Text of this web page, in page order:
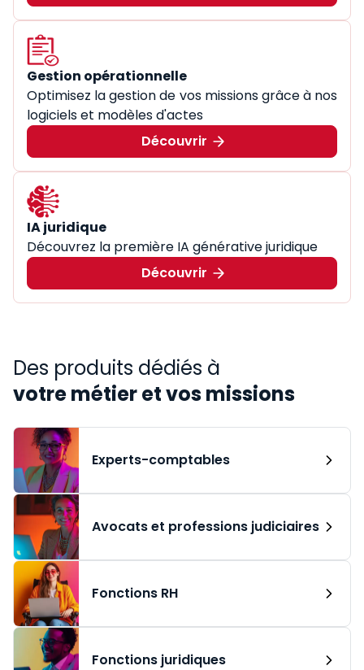
Gestion opérationnelle
Optimisez la gestion de vos missions grâce à nos
logiciels et modèles d'actes
Découvrir
IA juridique
Découvrez la première IA générative juridique
Découvrir
Des produits dédiés à
votre métier et vos missions
Experts-comptables
Avocats et professions judiciaires
Fonctions RH
Fonctions juridiques